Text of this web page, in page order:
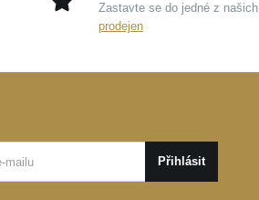
Zastavte se do jedné z našich
prodejen
Přihlásit